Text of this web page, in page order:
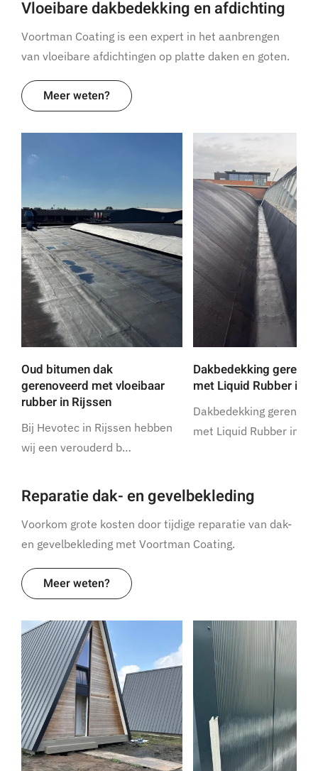
Vloeibare dakbedekking en afdichting
Voortman Coating is een expert in het aanbrengen
van vloeibare afdichtingen op platte daken en goten.
Meer weten?
Oud bitumen dak
gerenoveerd met vloeibaar
rubber in Rijssen
Bij Hevotec in Rijssen hebben
wij een verouderd b…
Dakbedekking
met Liquid Rubber in
Dakbedekking
met Liquid Rubber in
Reparatie dak- en gevelbekleding
Voorkom grote kosten door tijdige reparatie van dak-
en gevelbekleding met Voortman Coating.
Meer weten?